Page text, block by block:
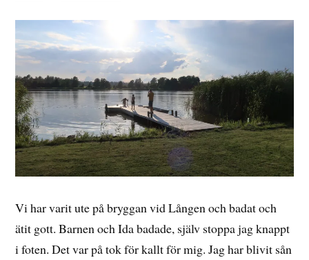
Vi har varit ute på bryggan vid Lången och badat och
ätit gott. Barnen och Ida badade, själv stoppa jag knappt
i foten. Det var på tok för kallt för mig. Jag har blivit sån